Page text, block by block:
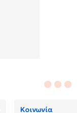
Κοινωνία